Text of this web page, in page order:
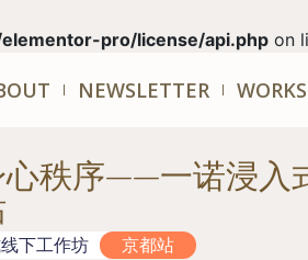
pro/license/api.php on
NEWSLETTER
心秩序——一诺浸入
下工作坊
京都站